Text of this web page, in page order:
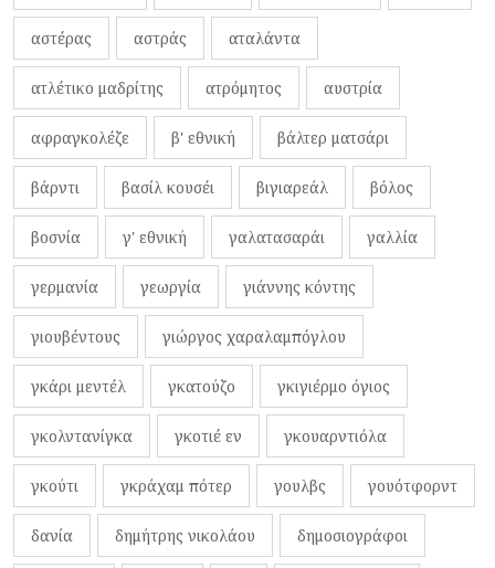
αστέρας αστράς αταλάντα
ατλέτικο μαδρίτης ατρόμητος αυστρία
αφραγκολέζε β' εθνική βάλτερ ματσάρι
βάρντι βασίλ κουσέι βιγιαρεάλ βόλος
βοσνία γ' εθνική γαλατασαράι γαλλία
γερμανία γεωργία γιάννης κόντης
γιουβέντους γιώργος χαραλαμπόγλου
γκάρι μεντέλ γκατούζο γκιγιέρμο όγιος
γκολντανίγκα γκοτιέ εν γκουαρντιόλα
γκούτι γκράχαμ πότερ γουλβς γουότφορντ
δανία δημήτρης νικολάου δημοσιογράφοι